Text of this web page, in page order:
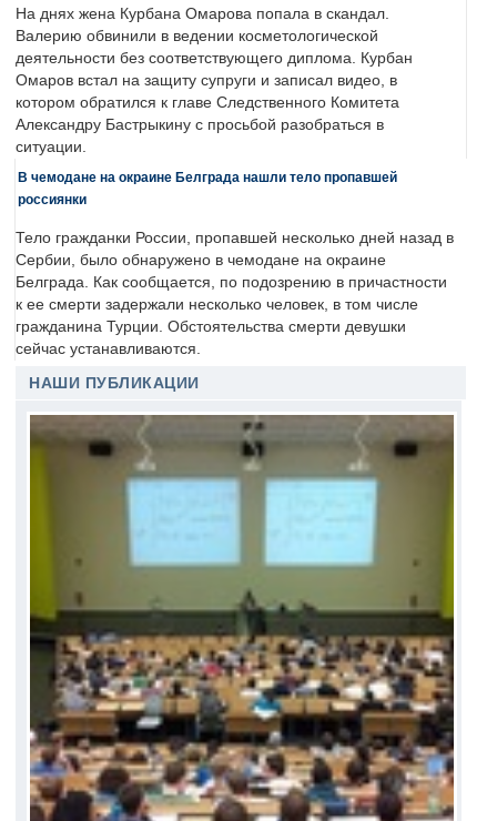
На днях жена Курбана Омарова попала в скандал.
Валерию обвинили в ведении косметологической
деятельности без соответствующего диплома. Курбан
Омаров встал на защиту супруги и записал видео, в
котором обратился к главе Следственного Комитета
Александру Бастрыкину с просьбой разобраться в
ситуации.
В чемодане на окраине Белграда нашли тело пропавшей
россиянки
Тело гражданки России, пропавшей несколько дней назад в
Сербии, было обнаружено в чемодане на окраине
Белграда. Как сообщается, по подозрению в причастности
к ее смерти задержали несколько человек, в том числе
гражданина Турции. Обстоятельства смерти девушки
сейчас устанавливаются.
НАШИ ПУБЛИКАЦИИ